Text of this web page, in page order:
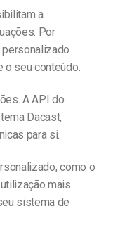
a
Por
o seu conteúdo.
A API do
Dacast,
para si.
como o
mais
sistema de